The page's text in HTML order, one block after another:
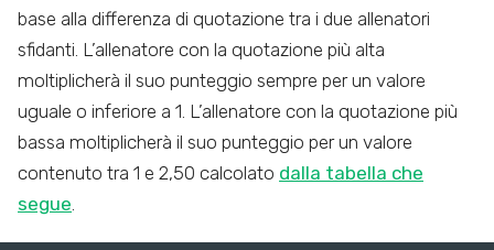
base alla differenza di quotazione tra i due allenatori
sfidanti. L’allenatore con la quotazione più alta
moltiplicherà il suo punteggio sempre per un valore
uguale o inferiore a 1. L’allenatore con la quotazione più
bassa moltiplicherà il suo punteggio per un valore
contenuto tra 1 e 2,50 calcolato dalla tabella che
segue.